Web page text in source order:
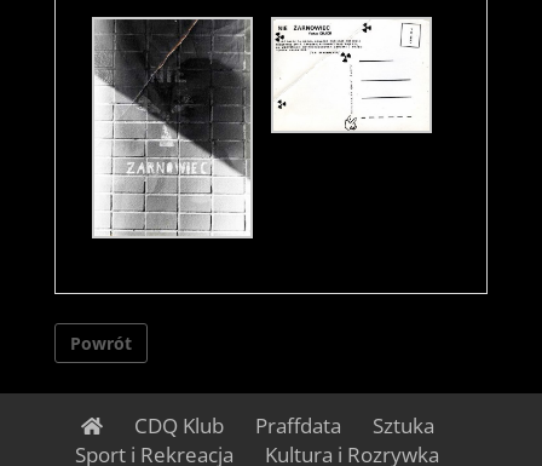
Powrót
CDQ Klub Praffdata
Sztuka
Sport i Rekreacja
Kultura i Rozrywka